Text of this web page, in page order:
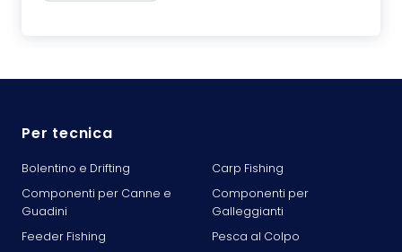
Per tecnica
Bolentino e Drifting
Carp Fishing
Componenti per Canne e
Guadini
Componenti per
Galleggianti
Feeder Fishing
Pesca al Colpo